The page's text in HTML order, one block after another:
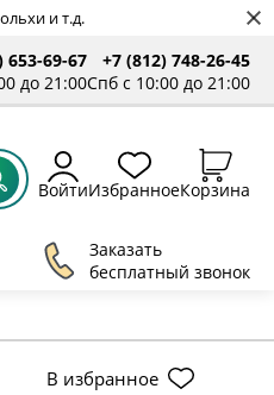
и т.д.
653-69-67
до 21:00
+7 (812) 748-26-45
Спб с 10:00 до 21:00
ВойтиИзбранноеКорзина
Заказать
бесплатный звонок
В избранное